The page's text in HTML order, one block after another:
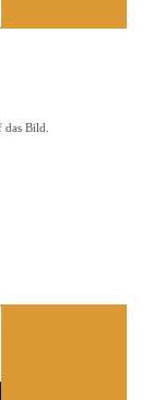
Bild.